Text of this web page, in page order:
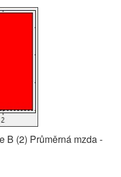
B (2) Průměrná mzda -